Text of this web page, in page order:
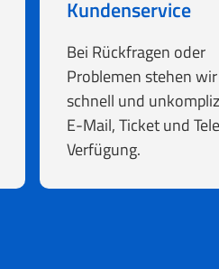
Kundenservice
Bei Rückfragen oder
Problemen stehen
schnell und
E-Mail, Ticket und
Verfügung.